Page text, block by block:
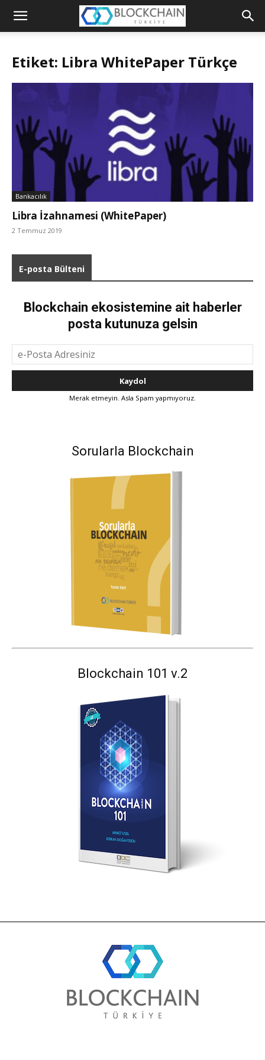
Blockchain
Etiket: Libra WhitePaper Türkçe
Bankacılık
Libra İzahnamesi (WhitePaper)
2 Temmuz 2019
E-posta Bülteni
Blockchain ekosistemine ait haberler
posta kutunuza gelsin
Merak etmeyin. Asla Spam yapmıyoruz.
Sorularla Blockchain
Blockchain 101 v.2